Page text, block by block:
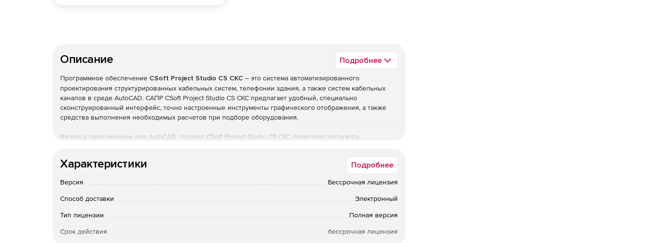
Описание Подробнее
Программное обеспечение CSoft Project Studio CS СКС – это система автоматизированного
проектирования структурированных кабельных систем, телефонии здания, а также систем кабельных
каналов в среде AutoCAD. САПР CSoft Project Studio CS СКС предлагает удобный, специально
сконструированный интерфейс, точно настроенные инструменты графического отображения, а также
средства выполнения необходимых расчетов при подборе оборудования.
Являясь приложением для AutoCAD, продукт CSoft Project Studio CS СКС позволяет загружать
Architecture – работать с DWG-файлами, созданными в этих программах.
Инструментарий CSoft Project Studio CS СКС дает возможность повышать эффективность труда при
Система GeoniCS полностью поддерживает платформы AutoCAD 2013 и 2014 (32 и 64 бит). Поддержка
графических платформ AutoCAD 2007/2008/2009 прекращена.
Задачи, решаемые при помощи CSoft Project Studio CS СКС:
Характеристики Подробнее
Версия Бессрочная лицензия
Способ доставки Электронный
Тип лицензии Полная версия
Срок действия бессрочная лицензия